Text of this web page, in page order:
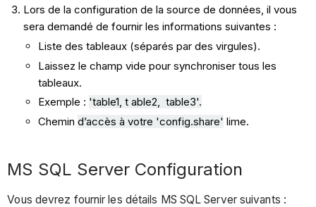
Lors de la configuration de la source de données, il vous
sera demandé de fournir les informations suivantes :
Liste des tableaux (séparés par des virgules).
Laissez le champ vide pour synchroniser tous les
tableaux.
Exemple : 'table1, t able2, table3'.
Chemin d’accès à votre 'config.share' lime.
MS SQL Server Configuration
Vous devrez fournir les détails MS SQL Server suivants :